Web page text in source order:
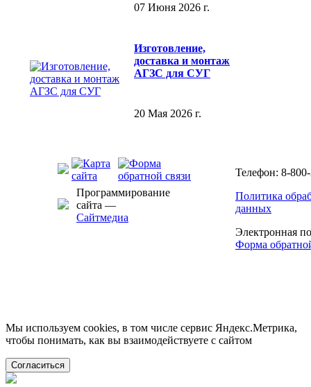
07 Июня 2026 г.
Изготовление,
доставка и монтаж
АГЗС для СУГ
20 Мая 2026 г.
Программирование
сайта —
Сайтмедиа
Телефон: 8-
Политика
данных
Электронная
Форма
Мы используем cookies, в том числе сервис Яндекс.Метрика,
чтобы понимать, как вы взаимодействуете с сайтом
Согласиться